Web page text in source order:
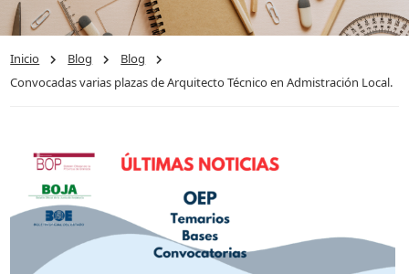
Inicio Blog
Blog
Convocadas varias plazas de Arquitecto Técnico en Admistración Local.